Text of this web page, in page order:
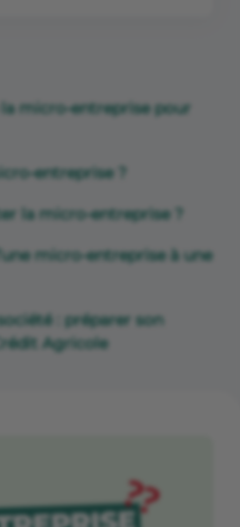
micro-entreprise pour
entreprise ?
la micro-entreprise ?
micro-entreprise à une
: préparer son
Agricole